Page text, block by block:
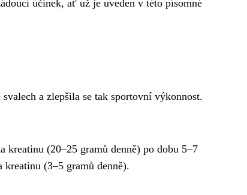
účinek, ať už je uveden v této písomné
a zlepšila se tak sportovní výkonnost.
kreatinu (20–25 gramů denně) po dobu 5–7
(3–5 gramů denně).